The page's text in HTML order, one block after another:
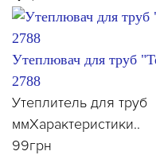
Утеплювач для труб
2788
Утеплитель для труб
ммХарактеристики..
99грн